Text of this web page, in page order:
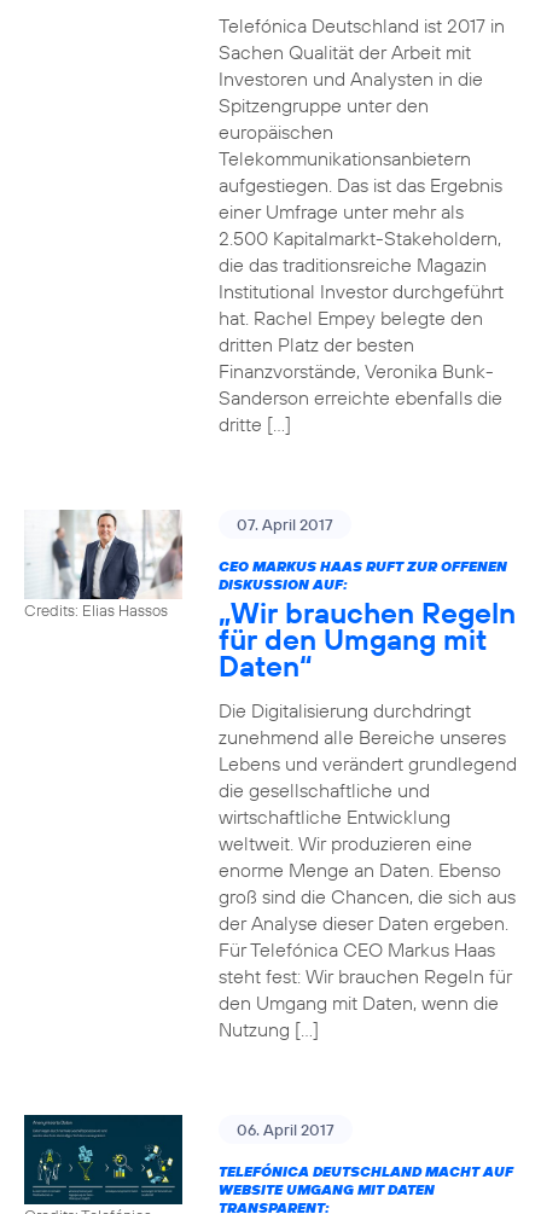
Telefónica Deutschland ist 2017 in
Sachen Qualität der Arbeit mit
Investoren und Analysten in die
Spitzengruppe unter den
europäischen
Telekommunikationsanbietern
aufgestiegen. Das ist das Ergebnis
einer Umfrage unter mehr als
2.500 Kapitalmarkt-Stakeholdern,
die das traditionsreiche Magazin
Institutional Investor durchgeführt
hat. Rachel Empey belegte den
dritten Platz der besten
Finanzvorstände, Veronika Bunk-
Sanderson erreichte ebenfalls die
dritte […]
Credits: Elias Hassos
07. April 2017
CEO MARKUS HAAS RUFT ZUR OFFENEN
DISKUSSION AUF:
„Wir brauchen Regeln
für den Umgang mit
Daten“
Die Digitalisierung durchdringt
zunehmend alle Bereiche unseres
Lebens und verändert grundlegend
die gesellschaftliche und
wirtschaftliche Entwicklung
weltweit. Wir produzieren eine
enorme Menge an Daten. Ebenso
groß sind die Chancen, die sich aus
der Analyse dieser Daten ergeben.
Für Telefónica CEO Markus Haas
steht fest: Wir brauchen Regeln für
den Umgang mit Daten, wenn die
Nutzung […]
06. April 2017
TELEFÓNICA DEUTSCHLAND MACHT AUF
WEBSITE UMGANG MIT DATEN
TRANSPARENT: